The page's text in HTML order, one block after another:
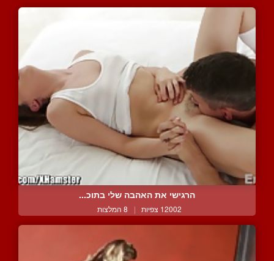
הרגישי את האהבה שלי בתוכ...
12002 צפיות | 8 המלצות